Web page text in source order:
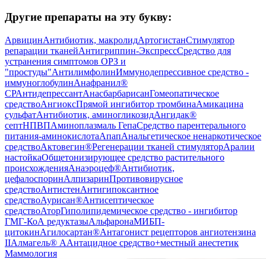
Другие препараты на эту букву:
АрвицинАнтибиотик, макролидАртогистанСтимулятор
репарации тканейАнтигриппин-ЭкспрессСредство для
устранения симптомов ОРЗ и
"простуды"АнтилимфолинИммунодепрессивное средство -
иммуноглобулинАнафранил®
СРАнтидепрессантАнасбарбарисанГомеопатическое
средствоАнгиоксПрямой ингибитор тромбинаАмикацина
сульфатАнтибиотик, аминогликозидАнгидак®
септНПВПАминоплазмаль ГепаСредство парентерального
питания-аминокислотаАпапАнальгетическое ненаркотическое
средствоАктовегин®Регенерации тканей стимуляторАралии
настойкаОбщетонизирующее средство растительного
происхожденияАнаэроцеф®Антибиотик,
цефалоспоринАлпизаринПротивовирусное
средствоАнтистенАнтигипоксантное
средствоАурисан®Антисептическое
средствоАторГиполипидемическое средство - ингибитор
ГМГ-КоА редуктазыАльфаронаМИБП-
цитокинАгилосартан®Антагонист рецепторов ангиотензина
IIАлмагель® ААнтацидное средство+местный анестетик
Маммология